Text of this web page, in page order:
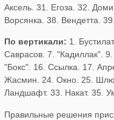
Аксель. 31. Егоза. 32.
Ворсянка. 38. Вендетта.
По вертикали: 1.
Саврасов. 7. "Кадиллак".
"Бокс". 16. Ссылка. 17.
Жасмин. 24. Окно. 25.
Ландшафт. 33. Накат. 35.
Правильные решения